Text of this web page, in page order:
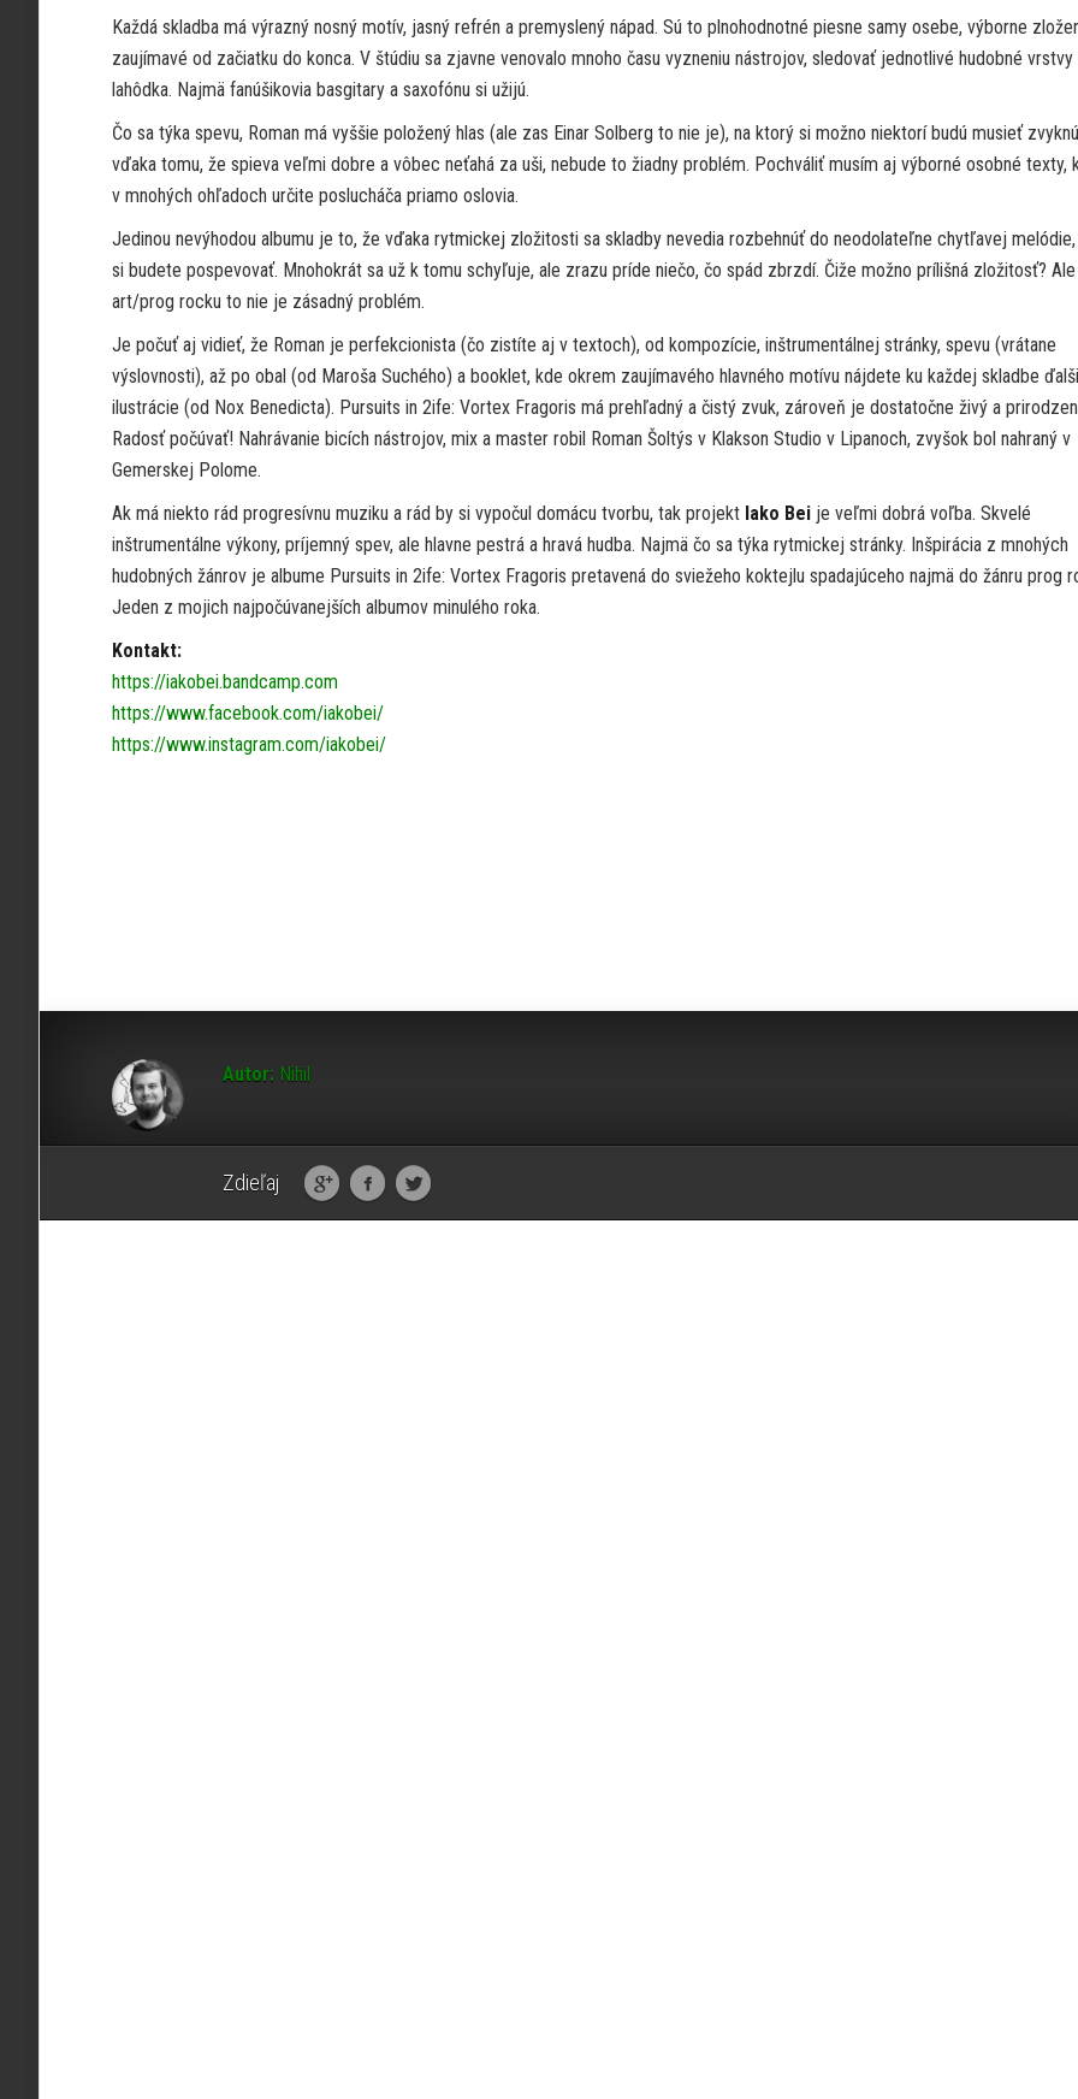
Každá skladba má výrazný nosný motív, jasný refrén a premyslený nápad. Sú to plnohodnotné piesne samy osebe, výborne
zaujímavé od začiatku do konca. V štúdiu sa zjavne venovalo mnoho času vyzneniu nástrojov, sledovať jednotlivé hudobné
lahôdka. Najmä fanúšikovia basgitary a saxofónu si užijú.
Čo sa týka spevu, Roman má vyššie položený hlas (ale zas Einar Solberg to nie je), na ktorý si možno niektorí budú musieť
vďaka tomu, že spieva veľmi dobre a vôbec neťahá za uši, nebude to žiadny problém. Pochváliť musím aj výborné osobné texty,
v mnohých ohľadoch určite poslucháča priamo oslovia.
Jedinou nevýhodou albumu je to, že vďaka rytmickej zložitosti sa skladby nevedia rozbehnúť do neodolateľne chytľavej
si budete pospevovať. Mnohokrát sa už k tomu schyľuje, ale zrazu príde niečo, čo spád zbrzdí. Čiže možno prílišná zložitosť?
art/prog rocku to nie je zásadný problém.
Je počuť aj vidieť, že Roman je perfekcionista (čo zistíte aj v textoch), od kompozície, inštrumentálnej stránky, spevu (vrátane
výslovnosti), až po obal (od Maroša Suchého) a booklet, kde okrem zaujímavého hlavného motívu nájdete ku každej skladbe
ilustrácie (od Nox Benedicta). Pursuits in 2ife: Vortex Fragoris má prehľadný a čistý zvuk, zároveň je dostatočne živý a
Radosť počúvať! Nahrávanie bicích nástrojov, mix a master robil Roman Šoltýs v Klakson Studio v Lipanoch, zvyšok bol nahraný v
Gemerskej Polome.
Ak má niekto rád progresívnu muziku a rád by si vypočul domácu tvorbu, tak projekt Iako Bei je veľmi dobrá voľba. Skvelé
inštrumentálne výkony, príjemný spev, ale hlavne pestrá a hravá hudba. Najmä čo sa týka rytmickej stránky. Inšpirácia z mnohých
hudobných žánrov je albume Pursuits in 2ife: Vortex Fragoris pretavená do sviežeho koktejlu spadajúceho najmä do žánru prog
Jeden z mojich najpočúvanejších albumov minulého roka.
Kontakt:
https://iakobei.bandcamp.com
https://www.facebook.com/iakobei/
https://www.instagram.com/iakobei/
Autor: Nihil
Zdieľaj